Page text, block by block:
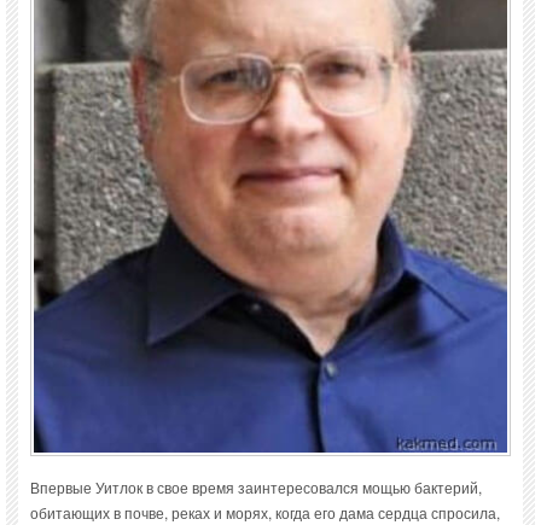
Впервые Уитлок в свое время заинтересовался мощью бактерий,
обитающих в почве, реках и морях, когда его дама сердца спросила,